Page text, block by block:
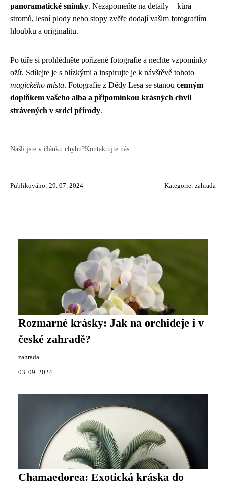
panoramatické snímky. Nezapomeňte na detaily – kůra
stromů, lesní plody nebo stopy zvěře dodají vašim fotografiím
hloubku a originalitu.
Po túře si prohlédněte pořízené fotografie a nechte vzpomínky
ožít. Sdílejte je s blízkými a inspirujte je k návštěvě tohoto
magického místa. Fotografie z Dědy Lesa se stanou cenným
doplňkem vašeho alba a připomínkou krásných chvil
strávených v srdci přírody.
Našli jste v článku chybu?Kontaktujte nás
Publikováno: 29. 07. 2024 Kategorie: zahrada
Rozmarné krásky: Jak na orchideje i v
české zahradě?
zahrada
03. 09. 2024
Chamaedorea: Exotická kráska do